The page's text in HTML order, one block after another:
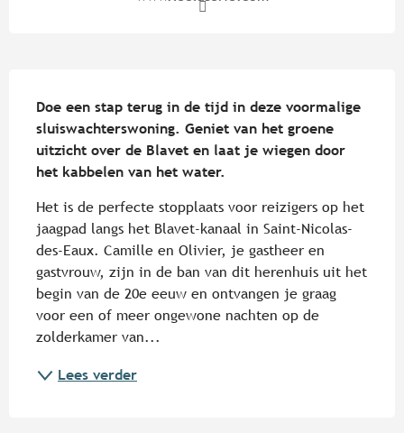
Doe een stap terug in de tijd in deze voormalige
sluiswachterswoning. Geniet van het groene
uitzicht over de Blavet en laat je wiegen door
het kabbelen van het water.
Het is de perfecte stopplaats voor reizigers op het
jaagpad langs het Blavet-kanaal in Saint-Nicolas-
des-Eaux. Camille en Olivier, je gastheer en
gastvrouw, zijn in de ban van dit herenhuis uit het
begin van de 20e eeuw en ontvangen je graag
voor een of meer ongewone nachten op de
zolderkamer van...
Lees verder